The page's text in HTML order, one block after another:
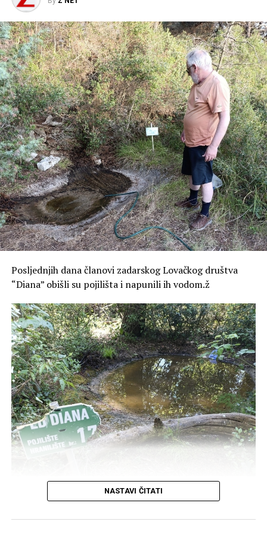
ključnim mikrolokacijama na Poluotoku radi prikupljanja
osnovnih parametara prometnog toka, kao i podataka o
prostornoj distribuciji istih. Osim toga, evidentira se udio
domaćih i stranih vozila kako u prometnom toku tako i
na parkirališnim površinama unutar zone obuhvata.
Za potrebe Studije i razmatranja eventualnog uvođenja
zone posebnog režima u dogledno vrijeme provest će se
i brojanje prometa kod Lančanih vrata, a cilj je stvoriti
podatkovnu bazu i saznati distribuciju tokova, odnosno
koliko vozila je ušlo u zonu posebnog režima, a koliko ih
se polukružno okrenulo.
Cijeli sustav regulacije prometa na Poluotoku dio je šire
prometne strategije koja osim ograničavanja prometa na
Poluotoku, podrazumijeva i parkirne površine van
Poluotoka i dodatno poboljšanje javnog prijevoza i
uređenje parkirne politike i širenje parkirnih zona izvan
Poluotoka.
Posljednjih dana članovi zadarskog Lovačkog društva
“Diana” obišli su pojilišta i napunili ih vodom.ž
S obzirom na dugotrajne vrućine i nedostatak vode, u
okviru svojih redovnih aktivnosti, članovi Lovačke udruge
NASTAVI ČITATI